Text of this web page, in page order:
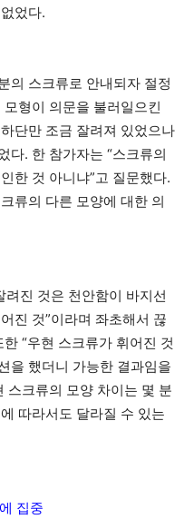
었다.
의 스크류로 안내되자 절정
형이 의문을 불러일으킨
단만 조금 잘려져 있었으나
다. 한 참가자는 “스크류의
한 것 아니냐”고 질문했다.
류의 다른 모양에 대한 의
려진 것은 천안함이 바지선
진 것”이라며 좌초해서 끊
“우현 스크류가 휘어진 것
을 했더니 가능한 결과임을
스크류의 모양 차이는 몇 분
따라서도 달라질 수 있는
집중